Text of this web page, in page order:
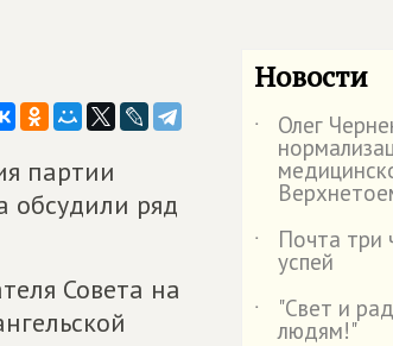
партии
обсудили ряд
Совета на
Новости
˙ Олег
˙
Почта три
успей
˙
"Свет и
людям!"